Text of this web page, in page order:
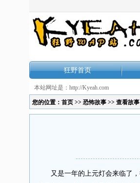
狂野首页
本站网址是：http://Kyeah.com
您的位置： 首页 >> 恐怖故事 >> 查看故事
又是一年的上元灯会来临了，